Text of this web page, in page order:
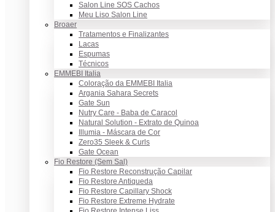
Salon Line SOS Cachos
Meu Liso Salon Line
Broaer
Tratamentos e Finalizantes
Lacas
Espumas
Técnicos
EMMEBI Italia
Coloração da EMMEBI Italia
Argania Sahara Secrets
Gate Sun
Nutry Care - Baba de Caracol
Natural Solution - Extrato de Quinoa
Illumia - Máscara de Cor
Zero35 Sleek & Curls
Gate Ocean
Fio Restore (Sem Sal)
Fio Restore Reconstrução Capilar
Fio Restore Antiqueda
Fio Restore Capillary Shock
Fio Restore Extreme Hydrate